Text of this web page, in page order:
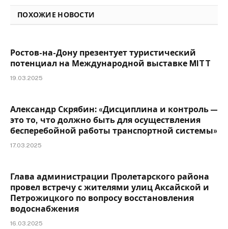
ПОХОЖИЕ НОВОСТИ
Ростов-на-Дону презентует туристический
потенциал на Международной выставке MITT
19.03.2025
Александр Скрябин: «Дисциплина и контроль —
это то, что должно быть для осуществления
бесперебойной работы транспортной системы»
17.03.2025
Глава администрации Пролетарского района
провел встречу с жителями улиц Аксайской и
Петрожицкого по вопросу восстановления
водоснабжения
16.03.2025